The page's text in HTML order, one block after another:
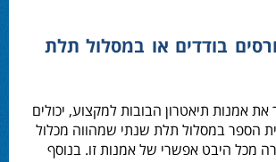
בודדים או במסלול תלת
את אמנות תיאטרון הבובות למקצוע, יכולים
הספר במסלול תלת שנתי שמהווה מכלול
מכל היבט אפשרי של אמנות זו. בנוסף